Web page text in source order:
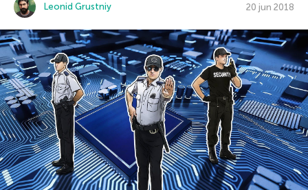
Leonid Grustniy 20 jun 2018